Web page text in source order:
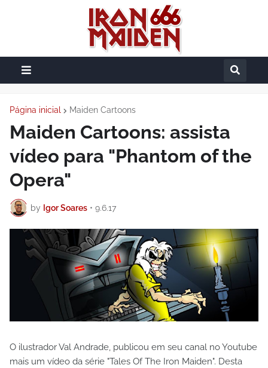
Página inicial Maiden Cartoons
Maiden Cartoons: assista
vídeo para "Phantom of the
Opera"
by Igor Soares • 9.6.17
O ilustrador Val Andrade, publicou em seu canal no Youtube
mais um vídeo da série "Tales Of The Iron Maiden". Desta